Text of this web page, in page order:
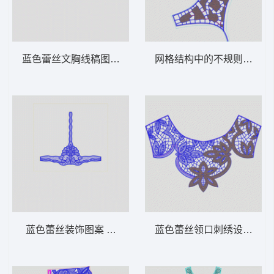
蓝色蕾丝文胸线稿图 水溶文胸
蓝色蕾丝装饰图案 水溶馬夹
网格结构中的不规则填充
蓝色蕾丝领口刺绣设计 水